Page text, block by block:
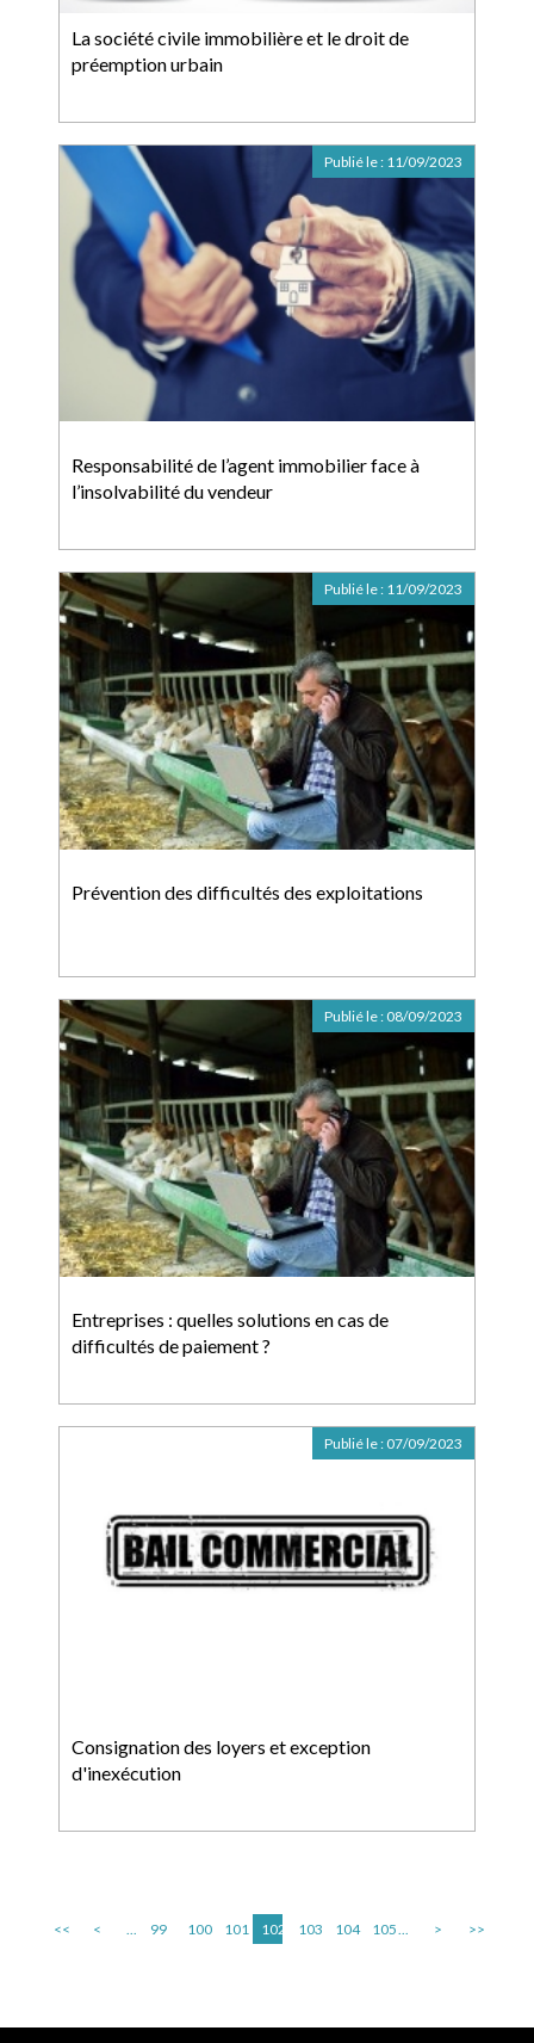
La société civile immobilière et le droit de
préemption urbain
Responsabilité de l’agent immobilier face à
l’insolvabilité du vendeur
Publié le : 11/09/2023
Prévention des difficultés des exploitations
Publié le : 11/09/2023
Entreprises : quelles solutions en cas de
difficultés de paiement ?
Publié le : 08/09/2023
Consignation des loyers et exception
d'inexécution
Publié le : 07/09/2023
<< < ... 99 100 101 102 103 104 105... > >>